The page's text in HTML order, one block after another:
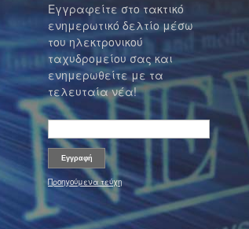
Εγγραφείτε στο τακτικό
ενημερωτικό δελτίο μέσω
του ηλεκτρονικού
ταχυδρομείου σας και
ενημερωθείτε με τα
τελευταία νέα!
Προηγούμενα τεύχη